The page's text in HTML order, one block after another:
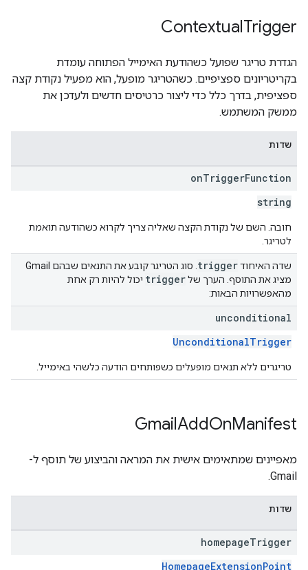
ContextualTrigger
הגדרת טריגר שפועל כשהודעת האימייל הפתוחה עומדת
בקריטריונים ספציפיים. כשהטריגר מופעל, הוא מפעיל נקודת קצה
ספציפית, בדרך כלל כדי ליצור כרטיסים חדשים ולעדכן את
ממשק המשתמש.
שדות
onTriggerFunction
string
חובה. השם של נקודת הקצה שאליה צריך לקרוא כשהודעה תואמת
לטריגר.
שדה האיחודtrigger
. סוג הטריגר קובע את התנאים שבהם Gmail
מציג את התוסף. הערך שלtrigger יכול להיות רק אחת
מהאפשרויות הבאות:
unconditional
UnconditionalTrigger
טריגרים ללא תנאים מופעלים כשפותחים הודעה כלשהי באימייל.
GmailAddOnManifest
מאפיינים שמתאימים אישית את המראה והביצוע של תוסף ל-
Gmail.
שדות
homepageTrigger
HomepageExtensionPoint